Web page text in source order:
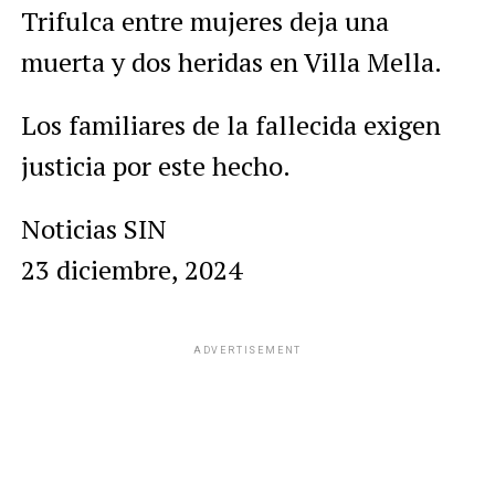
Trifulca entre mujeres deja una
muerta y dos heridas en Villa Mella.
Los familiares de la fallecida exigen
justicia por este hecho.
Noticias SIN
23 diciembre, 2024
ADVERTISEMENT